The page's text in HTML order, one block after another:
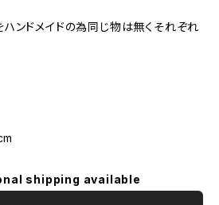
ンドメイドの為同じ物は無くそれぞれ
shipping available